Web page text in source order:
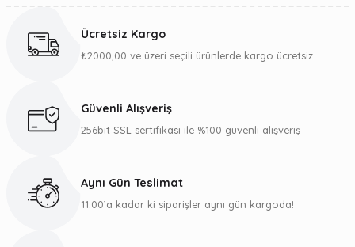
Ücretsiz Kargo
₺2000,00 ve üzeri seçili ürünlerde kargo ücretsiz
Güvenli Alışveriş
256bit SSL sertifikası ile %100 güvenli alışveriş
Aynı Gün Teslimat
11:00’a kadar ki siparişler aynı gün kargoda!